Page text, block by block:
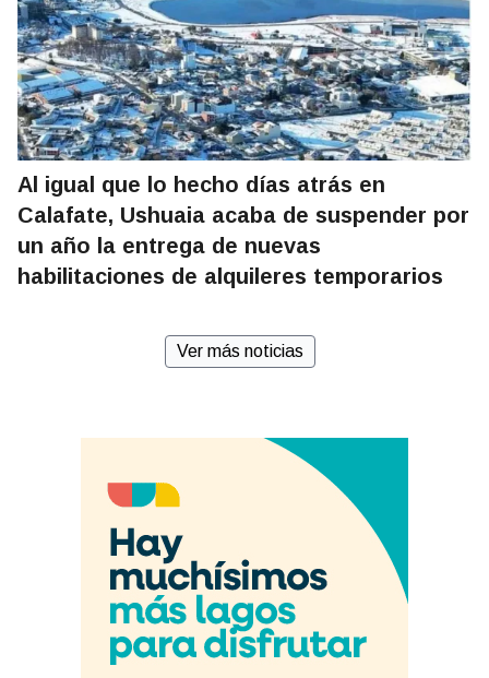
Al igual que lo hecho días atrás en
Calafate, Ushuaia acaba de suspender por
un año la entrega de nuevas
habilitaciones de alquileres temporarios
Ver más noticias